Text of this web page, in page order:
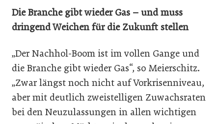
Die Branche gibt wieder Gas – und muss
dringend Weichen für die Zukunft stellen
„Der Nachhol-Boom ist im vollen Gange und
die Branche gibt wieder Gas“, so Meierschitz.
„Zwar längst noch nicht auf Vorkrisenniveau,
aber mit deutlich zweistelligen Zuwachsraten
bei den Neuzulassungen in allen wichtigen